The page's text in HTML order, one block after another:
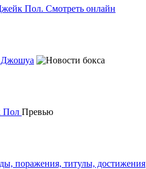
Пол. Смотреть онлайн
Джошуа
Пол Превью
поражения, титулы, достижения